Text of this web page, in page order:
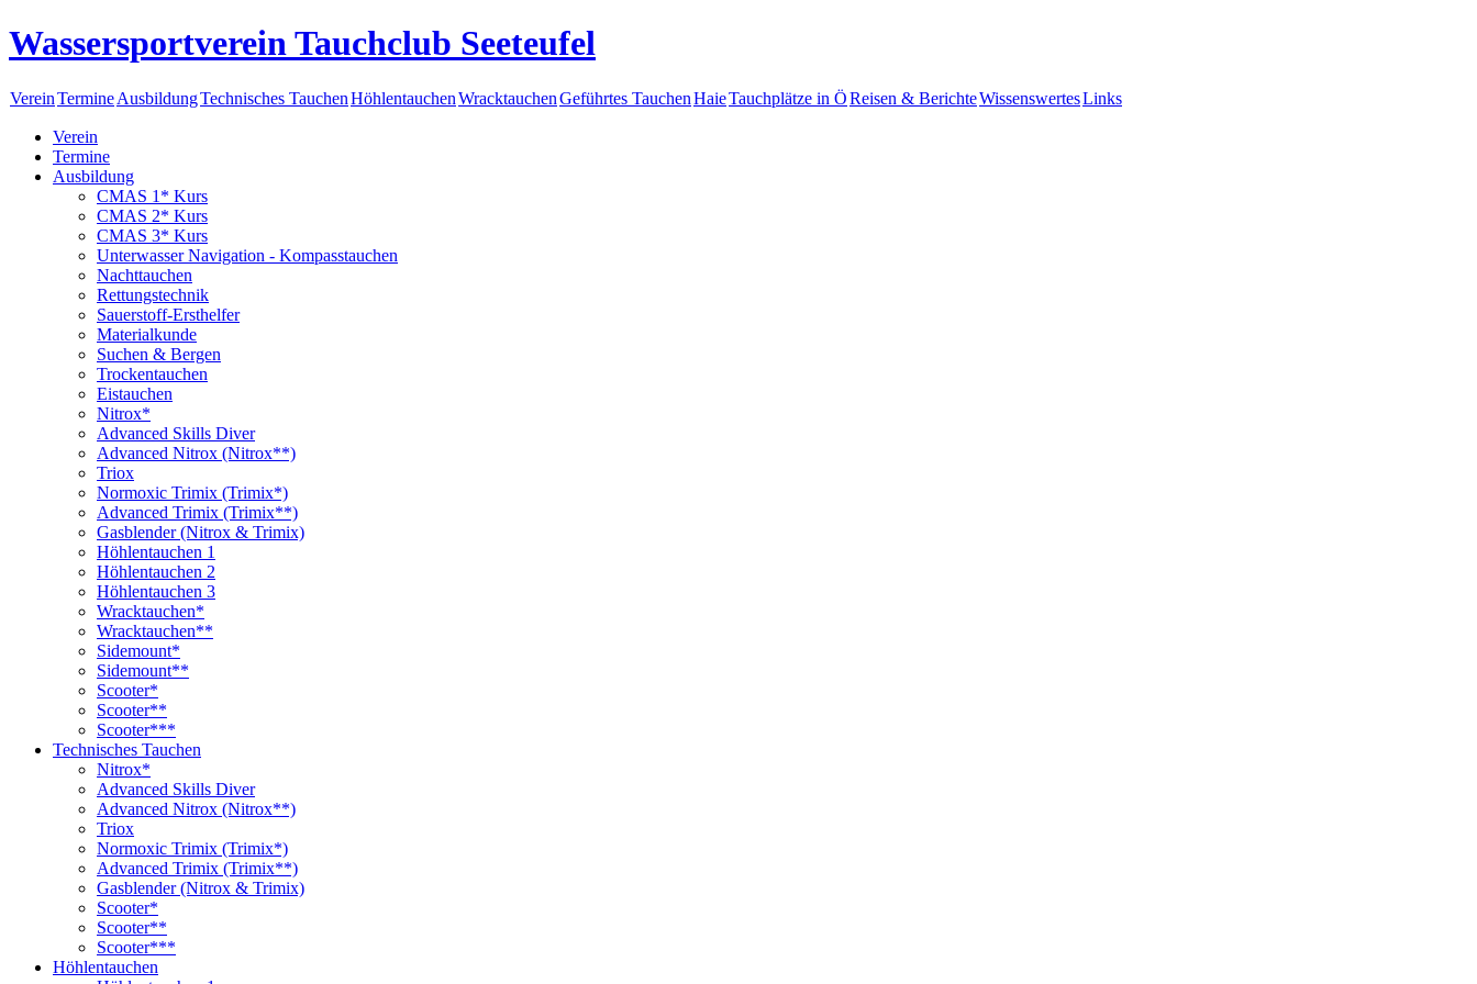
Wassersportverein Tauchclub Seeteufel
VereinTermineAusbildungTechnisches TauchenHöhlentauchenWracktauchenGeführtes TauchenHaieTauchplätze in ÖReisen & BerichteWissenswertesLinks
Verein
Termine
Ausbildung
CMAS 1* Kurs
CMAS 2* Kurs
CMAS 3* Kurs
Unterwasser Navigation - Kompasstauchen
Nachttauchen
Rettungstechnik
Sauerstoff-Ersthelfer
Materialkunde
Suchen & Bergen
Trockentauchen
Eistauchen
Nitrox*
Advanced Skills Diver
Advanced Nitrox (Nitrox**)
Triox
Normoxic Trimix (Trimix*)
Advanced Trimix (Trimix**)
Gasblender (Nitrox & Trimix)
Höhlentauchen 1
Höhlentauchen 2
Höhlentauchen 3
Wracktauchen*
Wracktauchen**
Sidemount*
Sidemount**
Scooter*
Scooter**
Scooter***
Technisches Tauchen
Nitrox*
Advanced Skills Diver
Advanced Nitrox (Nitrox**)
Triox
Normoxic Trimix (Trimix*)
Advanced Trimix (Trimix**)
Gasblender (Nitrox & Trimix)
Scooter*
Scooter**
Scooter***
Höhlentauchen